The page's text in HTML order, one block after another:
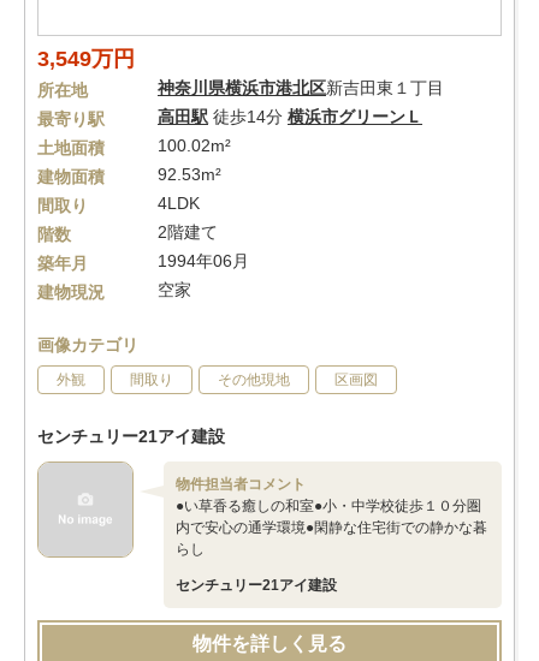
3,549万円
所在地 神奈川県横浜市港北区新吉田東１丁目
最寄り駅
高田駅 徒歩14分 横浜市グリーンＬ
土地面積
100.02m²
建物面積
92.53m²
間取り
4LDK
階数
2階建て
築年月
1994年06月
建物現況
空家
画像カテゴリ
外観 間取り その他現地 区画図
センチュリー21アイ建設
物件担当者コメント
●い草香る癒しの和室●小・中学校徒歩１０分圏
内で安心の通学環境●閑静な住宅街での静かな暮
らし
センチュリー21アイ建設
物件を詳しく見る